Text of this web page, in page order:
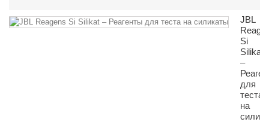
JBL
Si
Silikat
–
для
теста
на